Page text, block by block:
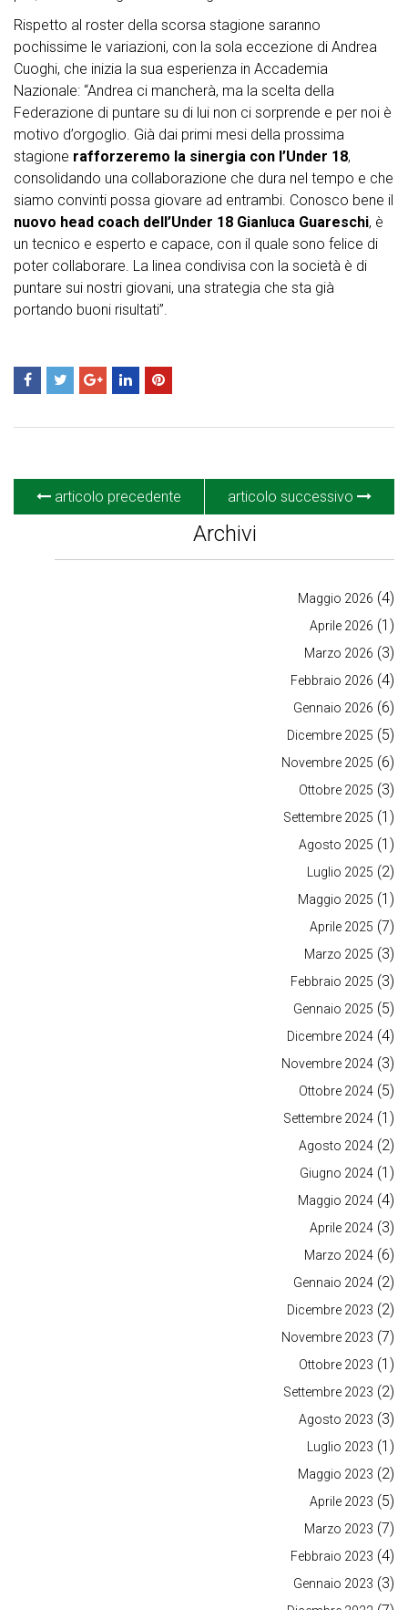
Rispetto al roster della scorsa stagione saranno
pochissime le variazioni, con la sola eccezione di Andrea
Cuoghi, che inizia la sua esperienza in Accademia
Nazionale: “Andrea ci mancherà, ma la scelta della
Federazione di puntare su di lui non ci sorprende e per noi è
motivo d’orgoglio. Già dai primi mesi della prossima
stagione rafforzeremo la sinergia con l’Under 18,
consolidando una collaborazione che dura nel tempo e che
siamo convinti possa giovare ad entrambi. Conosco bene il
nuovo head coach dell’Under 18 Gianluca Guareschi, è
un tecnico e esperto e capace, con il quale sono felice di
poter collaborare. La linea condivisa con la società è di
puntare sui nostri giovani, una strategia che sta già
portando buoni risultati”.
articolo precedente articolo successivo
Archivi
Maggio 2026 (4)
Aprile 2026 (1)
Marzo 2026 (3)
Febbraio 2026 (4)
Gennaio 2026 (6)
Dicembre 2025 (5)
Novembre 2025 (6)
Ottobre 2025 (3)
Settembre 2025 (1)
Agosto 2025 (1)
Luglio 2025 (2)
Maggio 2025 (1)
Aprile 2025 (7)
Marzo 2025 (3)
Febbraio 2025 (3)
Gennaio 2025 (5)
Dicembre 2024 (4)
Novembre 2024 (3)
Ottobre 2024 (5)
Settembre 2024 (1)
Agosto 2024 (2)
Giugno 2024 (1)
Maggio 2024 (4)
Aprile 2024 (3)
Marzo 2024 (6)
Gennaio 2024 (2)
Dicembre 2023 (2)
Novembre 2023 (7)
Ottobre 2023 (1)
Settembre 2023 (2)
Agosto 2023 (3)
Luglio 2023 (1)
Maggio 2023 (2)
Aprile 2023 (5)
Marzo 2023 (7)
Febbraio 2023 (4)
Gennaio 2023 (3)